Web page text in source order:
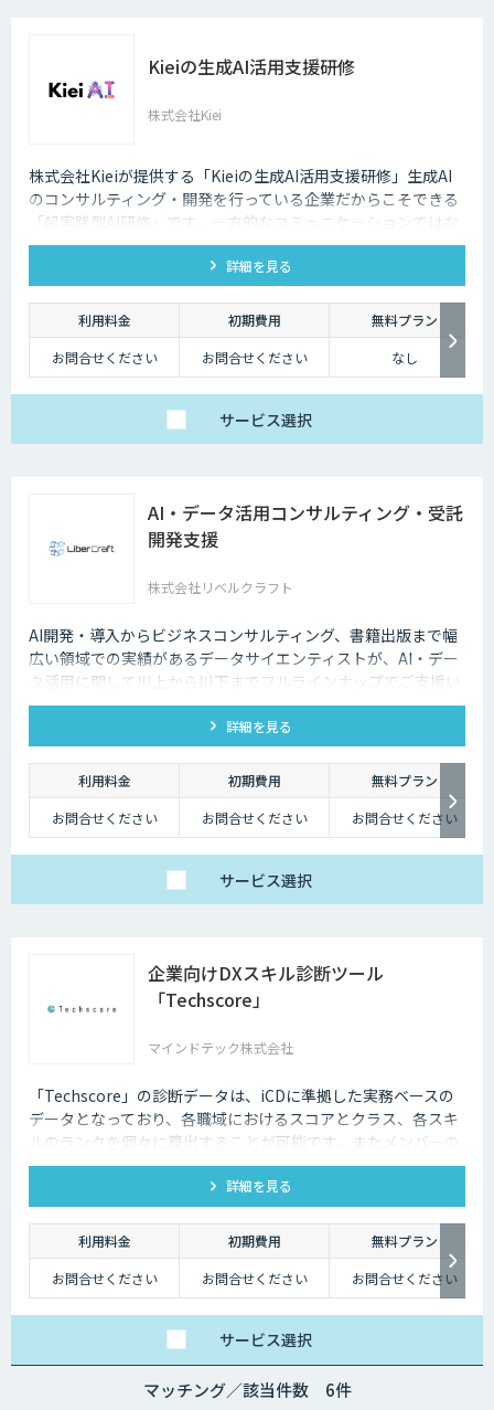
Kieiの生成AI活用支援研修
株式会社Kiei
株式会社Kieiが提供する「Kieiの生成AI活用支援研修」生成AI
のコンサルティング・開発を行っている企業だからこそできる
「超実践型AI研修」です。一方的なコミュニケーションではな
く、ディスカッションを重視しております。
詳細を見る
利用料金 初期費用
無料プラン
お問合せください
お問合せください なし
サービス選択
AI・データ活用コンサルティング・受託
開発支援
株式会社リベルクラフト
AI開発・導入からビジネスコンサルティング、書籍出版まで幅
広い領域での実績があるデータサイエンティストが、AI・デー
タ活用に関して川上から川下までフルラインナップでご支援い
たします。
詳細を見る
利用料金 初期費用
無料プラン
お問合せください
お問合せください お問合せください
サービス選択
企業向けDXスキル診断ツール
「Techscore」
マインドテック株式会社
「Techscore」の診断データは、iCDに準拠した実務ベースの
データとなっており、各職域におけるスコアとクラス、各スキ
ルのランクを個々に算出することが可能です。またメンバーの
スキル状態を確認することで必要な学習の選定やPJメンバーの
選定にもご活用いただけます。詳細を見る
利用料金 初期費用
無料プラン
お問合せください
お問合せください お問合せください
サービス選択
マッチング／該当件数 6件